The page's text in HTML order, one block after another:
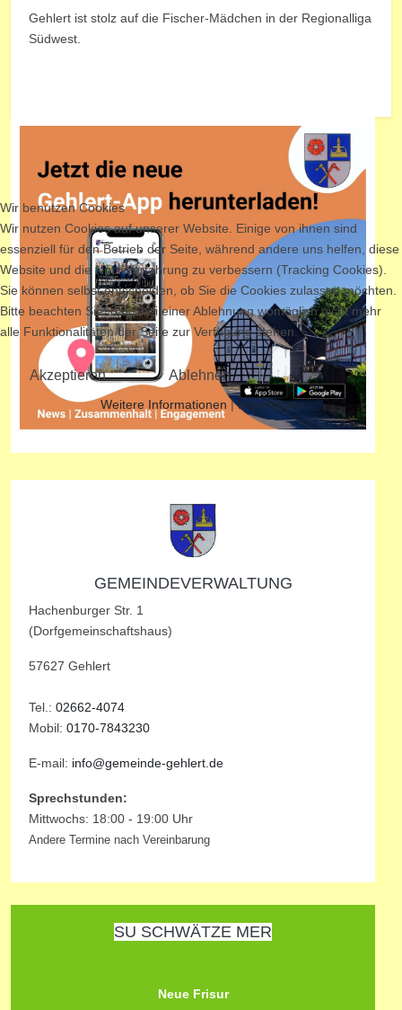
Gehlert ist stolz auf die Fischer-Mädchen in der Regionalliga
Südwest.
GEMEINDEVERWALTUNG
Hachenburger Str. 1
(Dorfgemeinschaftshaus)
57627 Gehlert
Tel.: 02662-4074
Mobil: 0170-7843230
E-mail: info@gemeinde-gehlert.de
Sprechstunden:
Mittwochs: 18:00 - 19:00 Uhr
Andere Termine nach Vereinbarung
SU SCHWÄTZE MER
Neue Frisur
Wir benutzen Cookies
Wir nutzen Cookies auf unserer Website. Einige von ihnen sind
essenziell für den Betrieb der Seite, während andere uns helfen, diese
Website und die Nutzererfahrung zu verbessern (Tracking Cookies).
Sie können selbst entscheiden, ob Sie die Cookies zulassen möchten.
Bitte beachten Sie, dass bei einer Ablehnung womöglich nicht mehr
alle Funktionalitäten der Seite zur Verfügung stehen.
Akzeptieren Ablehnen
Weitere Informationen |Impressum